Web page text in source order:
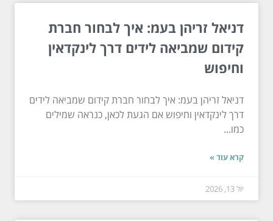
דניאל זריהן בעמ: איך לבחור חברת
קידום שמביאה לידים דרך לינקדאין
וחיפוש
דניאל זריהן בעמ: איך לבחור חברת קידום שמביאה לידים
דרך לינקדאין וחיפוש אם הגעת לכאן, כנראה שמילים
כמו...
קרא עוד »
יול 13, 2026